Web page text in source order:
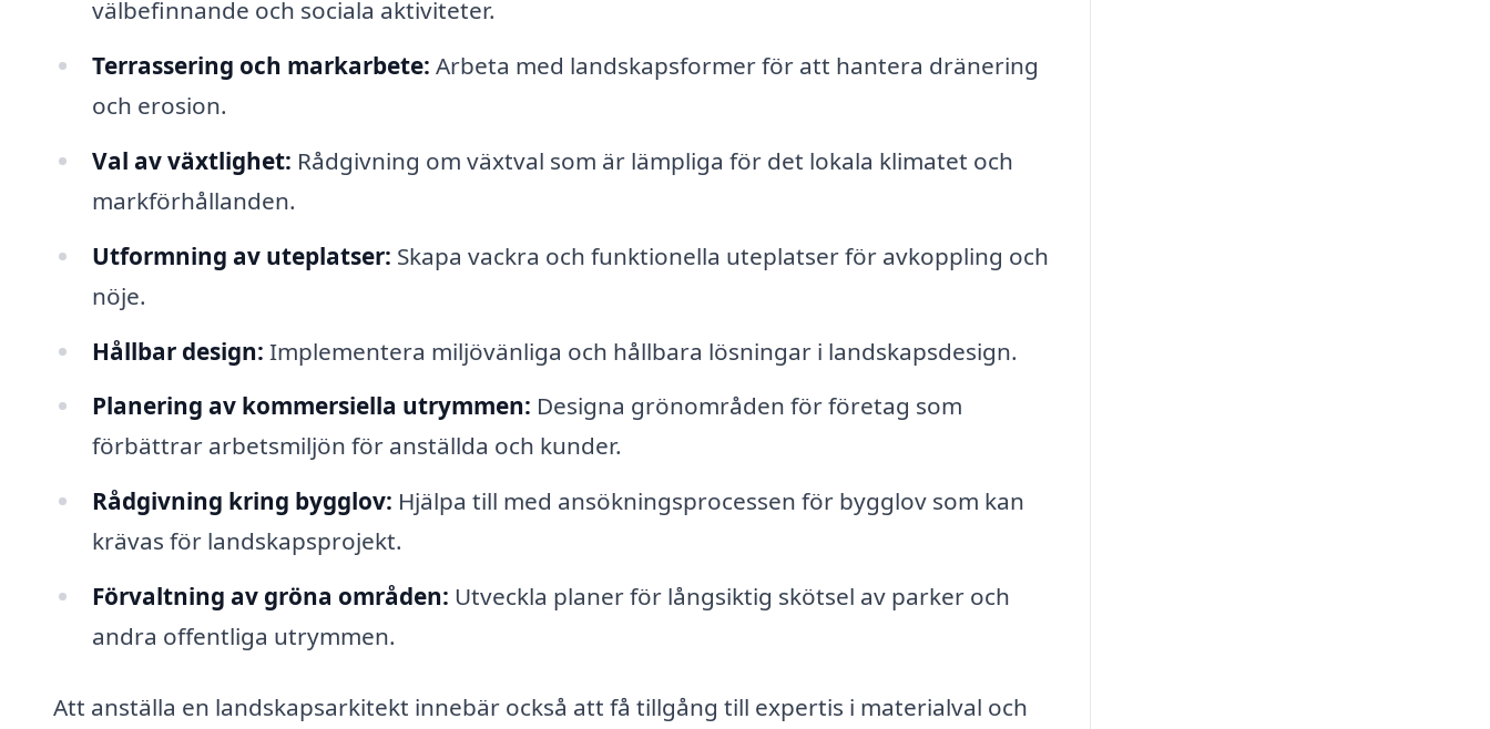
välbefinnande och sociala aktiviteter.
Terrassering och markarbete: Arbeta med landskapsformer för att hantera dränering
och erosion.
Val av växtlighet: Rådgivning om växtval som är lämpliga för det lokala klimatet och
markförhållanden.
Utformning av uteplatser: Skapa vackra och funktionella uteplatser för avkoppling och
nöje.
Hållbar design: Implementera miljövänliga och hållbara lösningar i landskapsdesign.
Planering av kommersiella utrymmen: Designa grönområden för företag som
förbättrar arbetsmiljön för anställda och kunder.
Rådgivning kring bygglov: Hjälpa till med ansökningsprocessen för bygglov som kan
krävas för landskapsprojekt.
Förvaltning av gröna områden: Utveckla planer för långsiktig skötsel av parker och
andra offentliga utrymmen.
Att anställa en landskapsarkitekt innebär också att få tillgång till expertis i materialval och